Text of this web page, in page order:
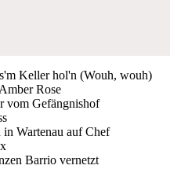
Keller hol'n (Wouh, wouh)
Rose
vom Gefängnishof
Wartenau auf Chef
Barrio vernetzt